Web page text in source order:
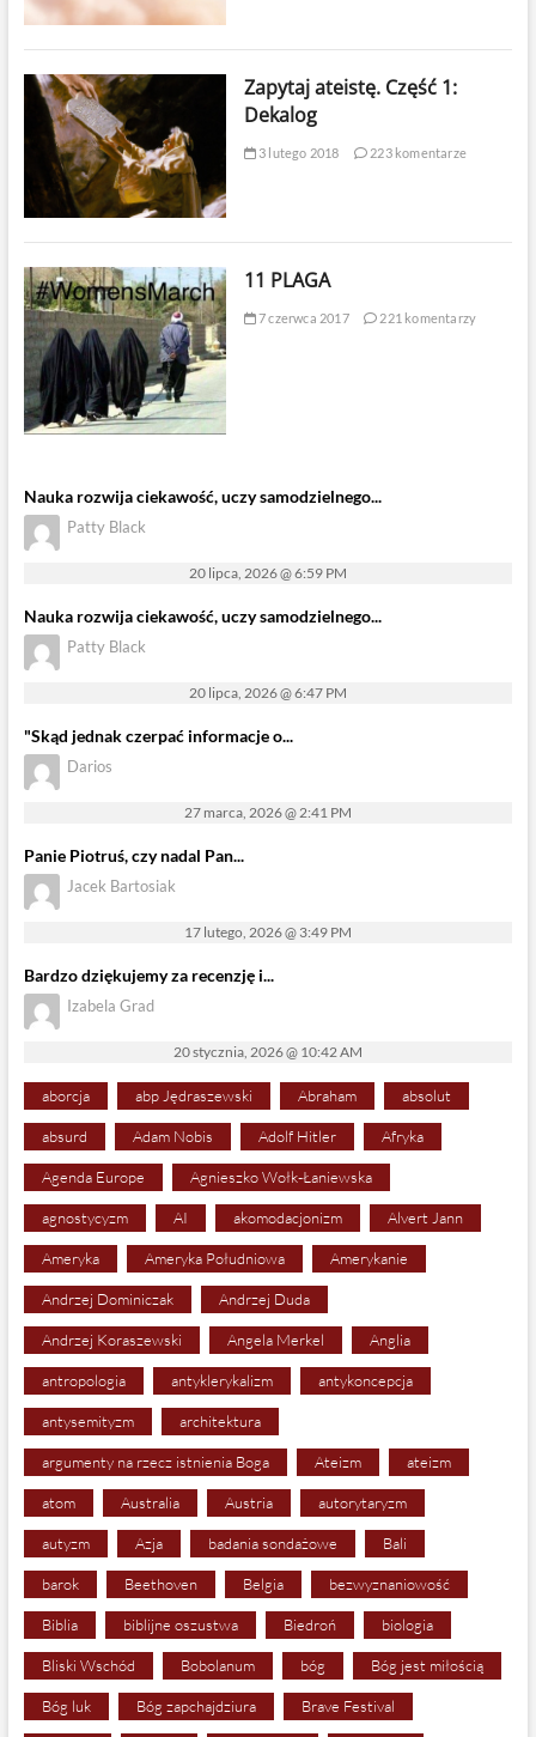
Zapytaj ateistę. Część 1:
Dekalog
3 lutego 2018 223 komentarze
11 PLAGA
7 czerwca 2017 221 komentarzy
Nauka rozwija ciekawość, uczy samodzielnego...
Patty Black
20 lipca, 2026 @ 6:59 PM
Nauka rozwija ciekawość, uczy samodzielnego...
Patty Black
20 lipca, 2026 @ 6:47 PM
"Skąd jednak czerpać informacje o...
Darios
27 marca, 2026 @ 2:41 PM
Panie Piotruś, czy nadal Pan...
Jacek Bartosiak
17 lutego, 2026 @ 3:49 PM
Bardzo dziękujemy za recenzję i...
Izabela Grad
20 stycznia, 2026 @ 10:42 AM
aborcja abp Jędraszewski Abraham absolut
absurd Adam Nobis Adolf Hitler Afryka
Agenda Europe Agnieszko Wołk-Łaniewska
agnostycyzm AI akomodacjonizm Alvert Jann
Ameryka Ameryka Południowa Amerykanie
Andrzej Dominiczak Andrzej Duda
Andrzej Koraszewski Angela Merkel Anglia
antropologia antyklerykalizm antykoncepcja
antysemityzm architektura
argumenty na rzecz istnienia Boga Ateizm ateizm
atom Australia Austria autorytaryzm
autyzm Azja badania sondażowe Bali
barok Beethoven Belgia bezwyznaniowość
Biblia biblijne oszustwa Biedroń biologia
Bliski Wschód Bobolanum bóg Bóg jest miłością
Bóg luk Bóg zapchajdziura Brave Festival